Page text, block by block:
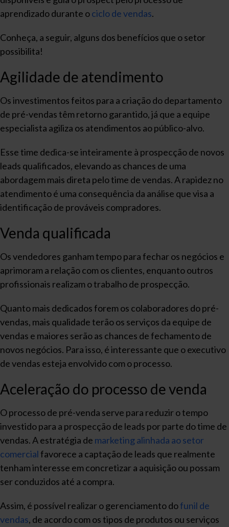
aprendizado durante ociclo de vendas.
Conheça, a seguir, alguns dos benefícios que o setor
possibilita!
Agilidade de atendimento
Os investimentos feitos para a criação do departamento
de pré-vendas têm retorno garantido, já que a equipe
especialista agiliza os atendimentos ao público-alvo.
Esse time dedica-se inteiramente à prospecção de novos
leads qualificados, elevando as chances de uma
abordagem mais direta pelo time de vendas. A rapidez no
atendimento é uma consequência da análise que visa a
identificação de prováveis compradores.
Venda qualificada
Os vendedores ganham tempo para fechar os negócios e
aprimoram a relação com os clientes, enquanto outros
profissionais realizam o trabalho de prospecção.
Quanto mais dedicados forem os colaboradores do pré-
vendas, mais qualidade terão os serviços da equipe de
vendas e maiores serão as chances de fechamento de
novos negócios. Para isso, é interessante que o executivo
de vendas esteja envolvido com o processo.
Aceleração do processo de venda
O processo de pré-venda serve para reduzir o tempo
investido para a prospecção de leads por parte do time de
vendas. A estratégia de marketing alinhada ao setor
comercialfavorece a captação de leads que realmente
tenham interesse em concretizar a aquisição ou possam
ser conduzidos até a compra.
Assim, é possível realizar o gerenciamento dofunil de
vendas, de acordo com os tipos de produtos ou serviços